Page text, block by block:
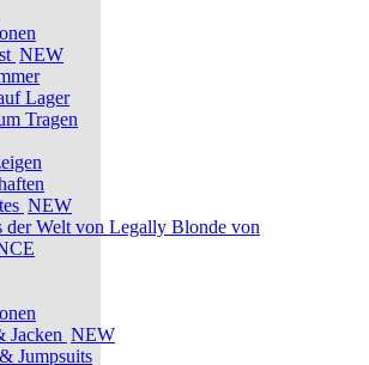
NEW
Lager
Tragen
NEW
der Welt von Legally Blonde von
Jacken NEW
Jumpsuits